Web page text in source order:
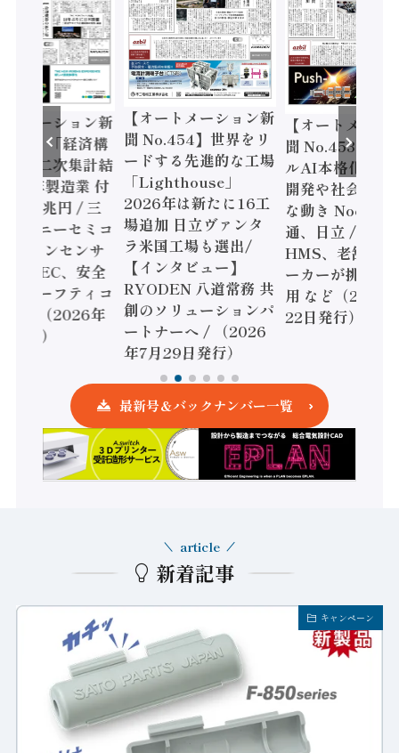
トメーション新
】「経済構
調査二次集計結
年製造業 付
額86兆円 / 三
とソニーセミコ
ジョンセンサ
/ IDEC、安全
すセーフティコ
ーラ（2026年
発行）
【オートメーション新
聞 No.454】世界をリ
ードする先進的な工場
「Lighthouse」
2026年は新たに16工
場追加 日立ヴァンタ
ラ米国工場も選出/
【インタビュー】
RYODEN 八道常務 共
創のソリューションパ
ートナーへ / （2026
年7月29日発行）
【オートメーシ
聞 No.453】フ
ルAI本格化へ
開発や社会実装
な動き Noetra
通、日立 / 兵神
HMS、老舗ポ
ーカーが挑むデ
用 など（2026
22日発行）
最新号＆バックナンバー一覧
新着記事
article
キャンペーン